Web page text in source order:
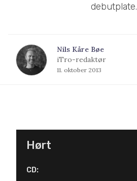
debutplate.
Nils Kåre Bøe
iTro-redaktør
11. oktober 2013
Hørt
CD: